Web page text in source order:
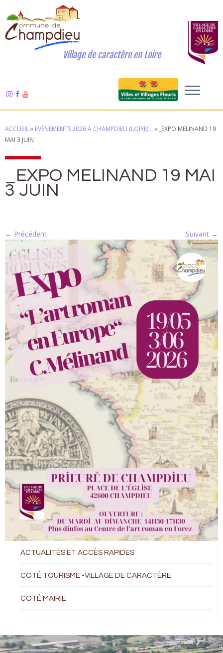
Village de caractère en Loire
ACCUEIL» EVÈNEMENTS 2026 À CHAMPDIEU (LOIRE) .. » _EXPO MELINAND 19
MAI 3 JUIN
_EXPO MELINAND 19 MAI
3 JUIN
← Précédent Suivant →
ACTUALITÉS ET ACCÈS RAPIDES
COTÉ TOURISME -VILLAGE DE CARACTÈRE
COTÉ MAIRIE